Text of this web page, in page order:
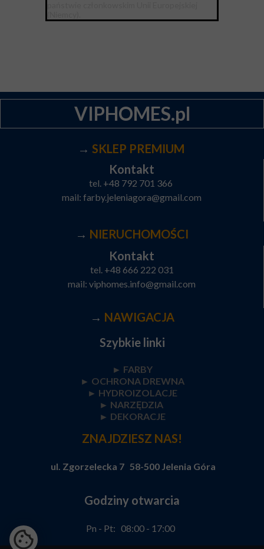
Kontakt
tel. +48 792 701 366
mail: farby.jeleniagora@gmail.com
VIPHOMES.pl
Kontakt
tel. +48 666 222 031
mail: viphomes.info@gmail.com
Szybkie linki
► FARBY
► OCHRONA DREWNA
► HYDROIZOLACJE
► NARZĘDZIA
► DEKORACJE
Godziny otwarcia
Pn - Pt: 08:00 - 17:00
→ SKLEP PREMIUM
→ NIERUCHOMOŚCI
ZNAJDZIESZ NAS!
ul. Zgorzelecka 7 58-500 Jelenia Góra
→ NAWIGACJA